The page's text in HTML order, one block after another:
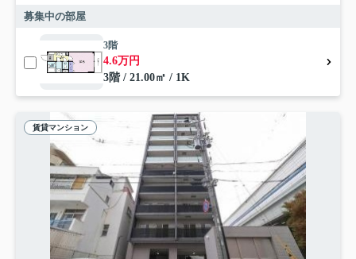
募集中の部屋
3階
4.6万円
3階 / 21.00㎡ / 1K
賃貸マンション